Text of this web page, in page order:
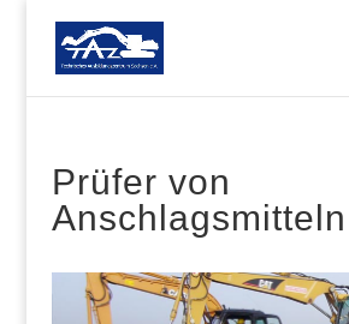
Prüfer von
Anschlagsmitteln